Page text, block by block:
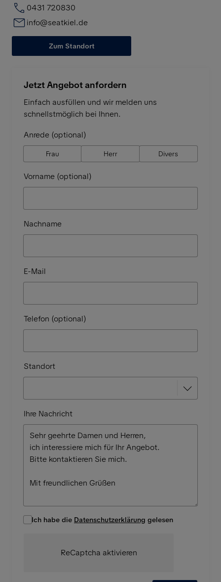
0431 720830
info@seatkiel.de
Zum Standort
Jetzt Angebot anfordern
Einfach ausfüllen und wir melden uns
schnellstmöglich bei Ihnen.
Anrede (optional)
Frau Herr Divers
Vorname (optional)
Nachname
E-Mail
Telefon (optional)
Standort
Ihre Nachricht
Ich habe die Datenschutzerklärung gelesen
ReCaptcha aktivieren